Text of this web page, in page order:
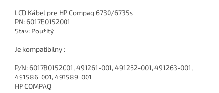
LCD Kábel pre HP Compaq 6730/6735s
PN: 6017B0152001
Stav: Použitý
Je kompatibilny :
P/N: 6017B0152001, 491261-001, 491262-001, 491263-001,
491586-001, 491589-001
HP COMPAQ